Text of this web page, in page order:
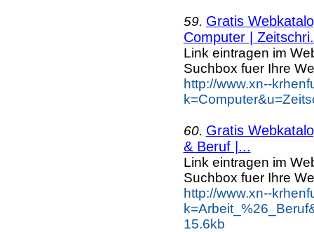
59. Gratis
Computer |
Link eintragen im
Suchbox fuer Ihre
http://www.xn--
60. Gratis
& Beruf |...
Link eintragen im
Suchbox fuer Ihre
http://www.xn--
15.6kb